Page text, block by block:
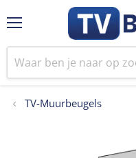
TV-Muurbeugels